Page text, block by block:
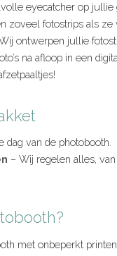
eyecatcher op jullie
zoveel fotostrips als ze
ontwerpen jullie
na afloop in een
dag van de photobooth.
– Wij regelen alles,
met onbeperkt